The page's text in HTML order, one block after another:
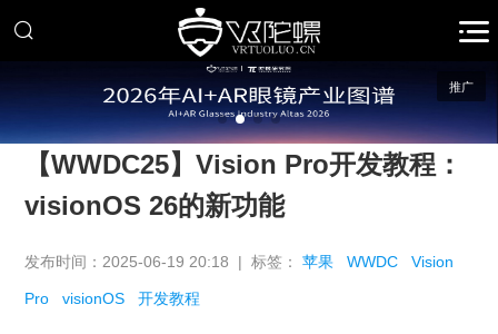
推广
【WWDC25】Vision Pro开发教程：
visionOS 26的新功能
发布时间：2025-06-19 20:18 | 标签：苹果 WWDC Vision
Pro visionOS 开发教程